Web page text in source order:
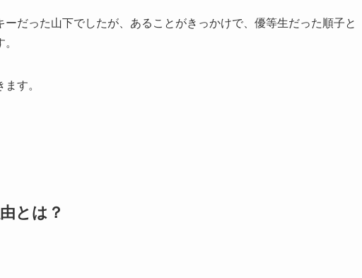
だった山下でしたが、あることがきっかけで、優等生だった順子と
す。
とは？